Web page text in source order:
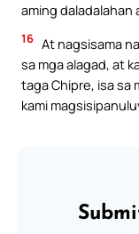
aming daladalahan
16 At nagsisama
sa mga alagad, at
taga Chipre, isa sa
kami